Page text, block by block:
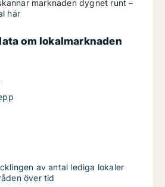
marknaden dygnet runt –
här
om lokalmarknaden
av antal lediga lokaler
över tid